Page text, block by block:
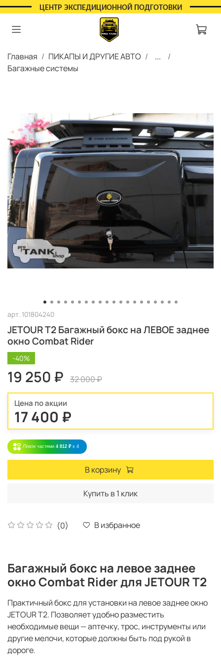
ЦЕНТР ЭКСПЕДИЦИОННОЙ ПОДГОТОВКИ
Главная ПИКАПЫ И ДРУГИЕ АВТО
...
Багажные системы
арт. 101804240
JETOUR T2 Багажный бокс на ЛЕВОЕ заднее
окно Combat Rider
(0) В избранное
-40%
19 250 ₽ 32 000 ₽
Цена по акции
17 400 ₽
Плати частями 4 812 ₽ x 4
В корзину
Купить в 1 клик
Багажный бокс на левое заднее
окно Combat Rider для JETOUR T2
Практичный бокс для установки на левое заднее окно
JETOUR T2. Позволяет удобно разместить
необходимые вещи — аптечку, трос, инструменты или
другие мелочи, которые должны быть под рукой в
дороге.